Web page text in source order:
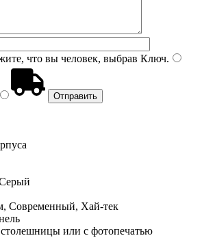
что вы человек, выбрав Ключ.
Современный, Хай-тек
или с фотопечатью